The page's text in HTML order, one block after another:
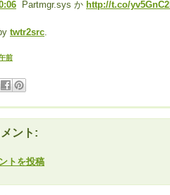
Partmgr.sys か http://t.co/yv5GnC2l
twtr2src.
前
ント:
トを投稿